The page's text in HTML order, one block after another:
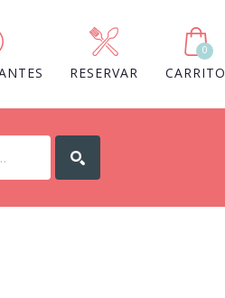
RESERVAR
0
CARRITO